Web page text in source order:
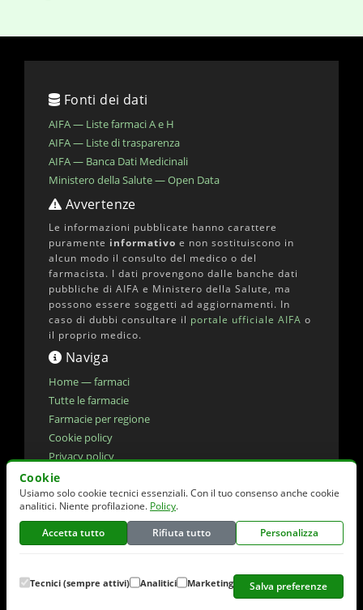
Fonti dei dati
AIFA — Liste farmaci A e H
AIFA — Liste di trasparenza
AIFA — Banca Dati Medicinali
Ministero della Salute — Open Data
Avvertenze
Le informazioni pubblicate hanno carattere
puramente informativo e non sostituiscono in
alcun modo il consulto del medico o del
farmacista. I dati provengono dalle banche dati
pubbliche di AIFA e Ministero della Salute, ma
possono essere soggetti ad aggiornamenti. In
caso di dubbi consultare il portale ufficiale AIFA o
il proprio medico.
Naviga
Home — farmaci
Tutte le farmacie
Farmacie per regione
Cookie policy
Privacy policy
Dichiarazione di accessibilita'
Preferenze cookie
© 2026 elencofarmaci.it | Dati farmaci:AIFA
Salute(CC-BY 4.0)
Cookie
Usiamo solo cookie tecnici essenziali. Con il tuo consenso anche cookie
analitici. Niente profilazione. Policy.
Accetta tutto
Rifiuta tutto Personalizza
Tecnici (sempre attivi) Analitici Marketing Salva preferenze